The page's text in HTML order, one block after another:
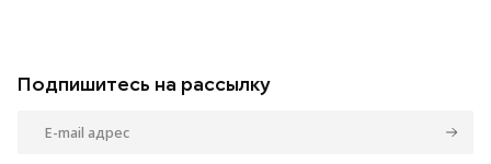
Подпишитесь на рассылку